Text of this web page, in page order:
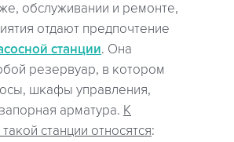
обслуживании и ремонте,
отдают предпочтение
станции. Она
резервуар, в котором
шкафы управления,
арматура. К
станции относятся: